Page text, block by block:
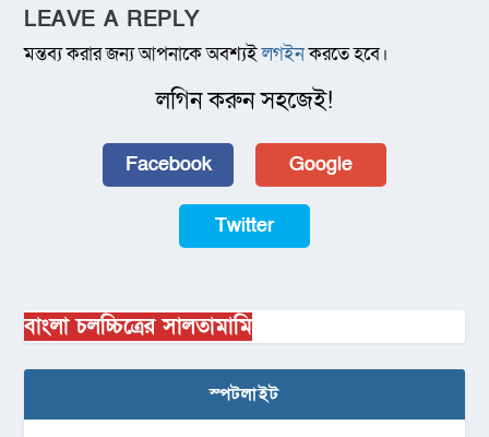
LEAVE A REPLY
মন্তব্য করার জন্য আপনাকে অবশ্যইলগইনকরতে হবে।
লগিন করুন সহজেই!
Facebook Google
Twitter
বাংলা চলচ্চিত্রের সালতামামি
স্পটলাইট